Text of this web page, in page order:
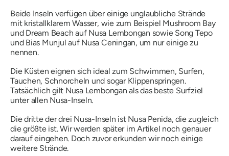
Beide Inseln verfügen über einige unglaubliche Strände
mit kristallklarem Wasser, wie zum Beispiel Mushroom Bay
und Dream Beach auf Nusa Lembongan sowie Song Tepo
und Bias Munjul auf Nusa Ceningan, um nur einige zu
nennen.
Die Küsten eignen sich ideal zum Schwimmen, Surfen,
Tauchen, Schnorcheln und sogar Klippenspringen.
Tatsächlich gilt Nusa Lembongan als das beste Surfziel
unter allen Nusa-Inseln.
Die dritte der drei Nusa-Inseln ist Nusa Penida, die zugleich
die größte ist. Wir werden später im Artikel noch genauer
darauf eingehen. Doch zuvor erkunden wir noch einige
weitere Strände.